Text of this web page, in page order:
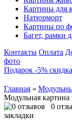
Картины для
Натюрморт
Картины по
Багет, рамки
Контакты Оплата
фото
Подарок -5% скидка
Главная »
Модульная
0
закладки